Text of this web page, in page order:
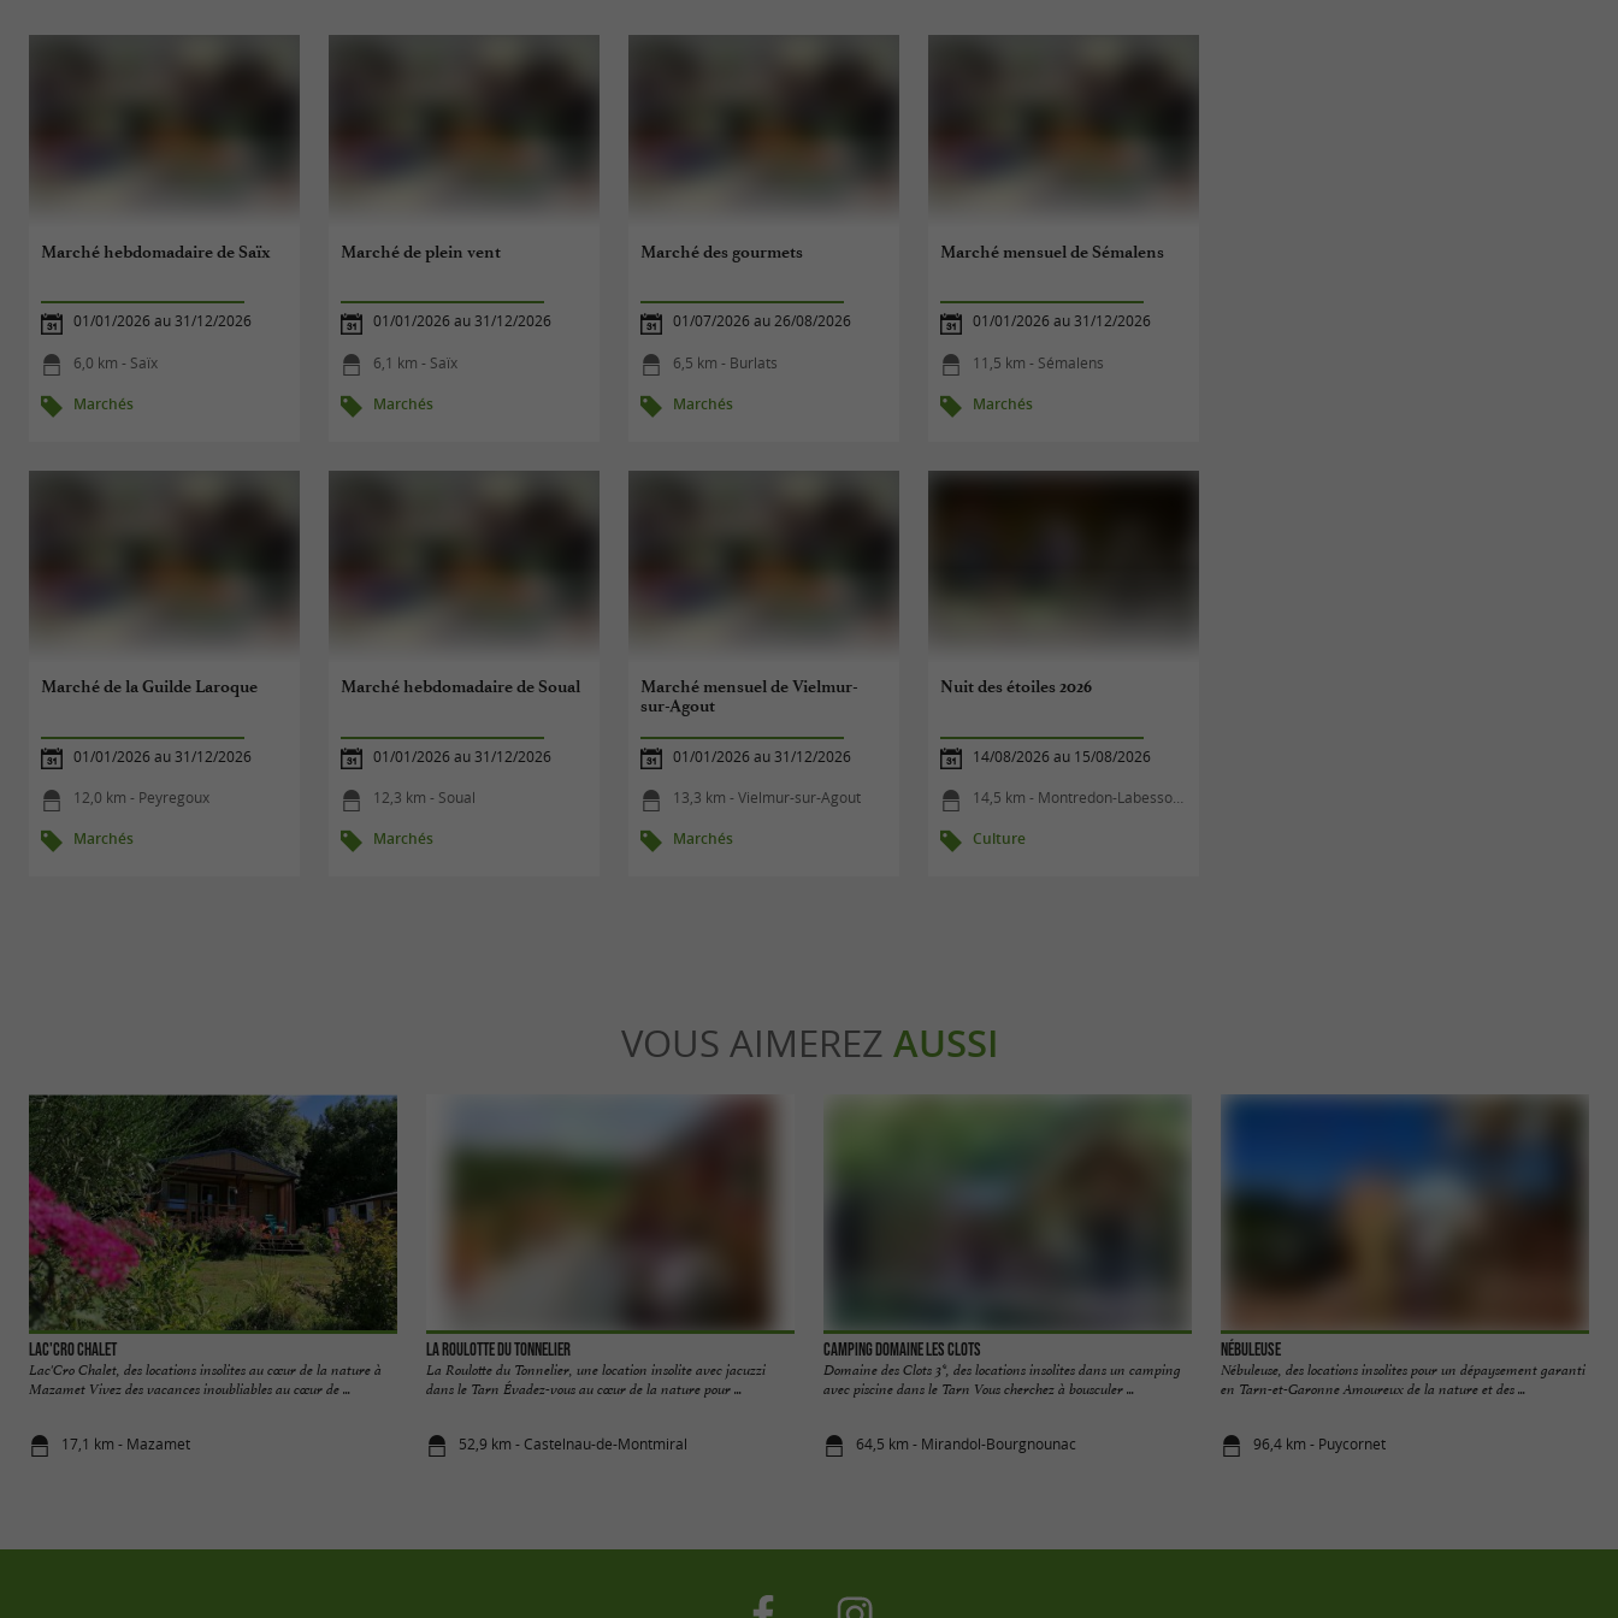
Marché hebdomadaire de Saïx
01/01/2026 au 31/12/2026
6,0 km - Saïx
Marchés
Marché de plein vent
01/01/2026 au 31/12/2026
6,1 km - Saïx
Marchés
Marché des gourmets
01/07/2026 au 26/08/2026
6,5 km - Burlats
Marchés
Marché mensuel de Sémalens
01/01/2026 au 31/12/2026
11,5 km - Sémalens
Marchés
Marché de la Guilde Laroque
01/01/2026 au 31/12/2026
12,0 km - Peyregoux
Marchés
Marché hebdomadaire de Soual
01/01/2026 au 31/12/2026
12,3 km - Soual
Marchés
Marché mensuel de Vielmur-
sur-Agout
01/01/2026 au 31/12/2026
13,3 km - Vielmur-sur-Agout
Marchés
Nuit des étoiles 2026
14/08/2026 au 15/08/2026
14,5 km - Montredon-Labessonnié
Culture
VOUS AIMEREZ AUSSI
Lac'Cro Chalet
Lac'Cro Chalet, des locations insolites au cœur de la nature à
Mazamet Vivez des vacances inoubliables au cœur de ...
17,1 km - Mazamet
La Roulotte du Tonnelier
La Roulotte du Tonnelier, une location insolite avec jacuzzi
dans le Tarn Évadez-vous au cœur de la nature pour ...
52,9 km - Castelnau-de-Montmiral
Camping Domaine les Clots
Domaine des Clots 3*, des locations insolites dans un camping
avec piscine dans le Tarn Vous cherchez à bousculer ...
64,5 km - Mirandol-Bourgnounac
Nébuleuse
Nébuleuse, des locations insolites pour un dépaysement garanti
en Tarn-et-Garonne Amoureux de la nature et des ...
96,4 km - Puycornet